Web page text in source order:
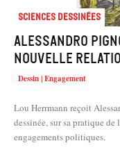
Sciences dessinées
Alessandro
nouvelle
Dessin | Engagement
Lou Herrmann reçoit
dessinée, sur sa pratique
engagements politiques.